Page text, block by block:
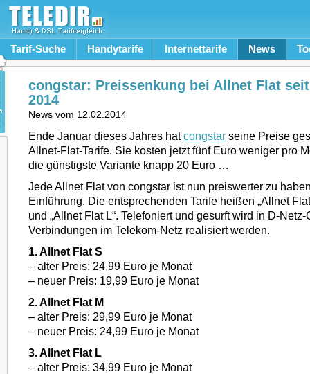
Tarif-Suche Handytarife Internettarife News
congstar: Preissenkung bei Allnet Flat
2014
News vom 12.02.2014
Ende Januar dieses Jahres hatcongstar seine Preise
Allnet-Flat-Tarife. Sie kosten jetzt fünf Euro weniger pro
die günstigste Variante knapp 20 Euro …
Jede Allnet Flat von congstar ist nun preiswerter zu
Einführung. Die entsprechenden Tarife heißen „Allnet Flat
und „Allnet Flat L“. Telefoniert und gesurft wird in D-
Verbindungen im Telekom-Netz realisiert werden.
1. Allnet Flat S
– alter Preis: 24,99 Euro je Monat
– neuer Preis: 19,99 Euro je Monat
2. Allnet Flat M
– alter Preis: 29,99 Euro je Monat
– neuer Preis: 24,99 Euro je Monat
3. Allnet Flat L
– alter Preis: 34,99 Euro je Monat